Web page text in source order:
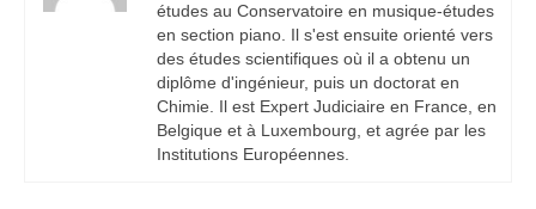
études au Conservatoire en musique-études
en section piano. Il s'est ensuite orienté vers
des études scientifiques où il a obtenu un
diplôme d'ingénieur, puis un doctorat en
Chimie. Il est Expert Judiciaire en France, en
Belgique et à Luxembourg, et agrée par les
Institutions Européennes.